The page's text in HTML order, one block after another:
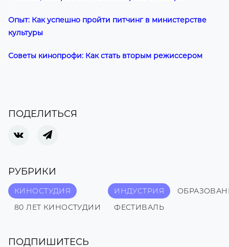
Опыт: Как успешно пройти питчинг в министерстве
культуры
Советы кинопрофи: Как стать вторым режиссером
ПОДЕЛИТЬСЯ
РУБРИКИ
КИНОСТУДИЯ ИНДУСТРИЯ
80 ЛЕТ КИНОСТУДИИ
ФЕСТИВАЛЬ
ПОДПИШИТЕСЬ